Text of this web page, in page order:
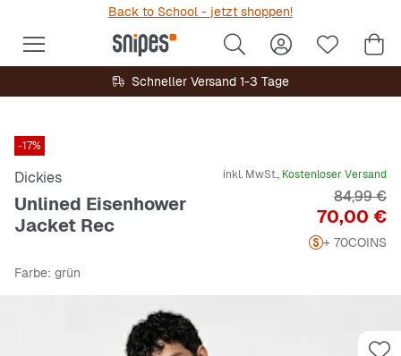
Back to School - jetzt shoppen!
Schneller Versand 1-3 Tage
-17%
Dickies
Unlined Eisenhower
Jacket Rec
inkl. MwSt., Kostenloser Versand
Preis
70,00 €
84,99 €
+ 70COINS
Farbe: grün